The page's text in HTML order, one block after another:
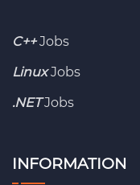
C++Jobs
LinuxJobs
.NETJobs
INFORMATION